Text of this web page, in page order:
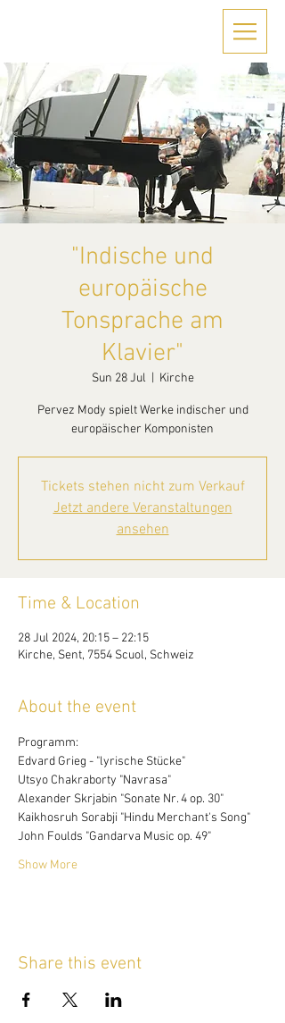
"Indische und
europäische
Tonsprache am
Klavier"
Sun 28 Jul Kirche
Pervez Mody spielt Werke indischer und
europäischer Komponisten
Tickets stehen nicht zum Verkauf
Jetzt andere Veranstaltungen
ansehen
Time & Location
28 Jul 2024, 20:15 – 22:15
Kirche, Sent, 7554 Scuol, Schweiz
About the event
Programm:
Edvard Grieg - "lyrische Stücke"
Utsyo Chakraborty "Navrasa"
Alexander Skrjabin "Sonate Nr. 4 op. 30"
Kaikhosruh Sorabji "Hindu Merchant's Song"
John Foulds "Gandarva Music op. 49"
Show More
Share this event